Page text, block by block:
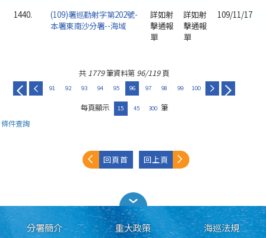
1440.
(109)署巡勤射字第202號-
本署東南沙分署--海域
詳如射
擊通報
單
詳如射
擊通報
單
109/11/17
共 1779筆資料第 96/119頁
91 92 93 94 95 96 97 98 99 100
每頁顯示 15 45 300 筆
條件查詢
回頁首 回上頁
分署簡介 重大政策 海巡法規